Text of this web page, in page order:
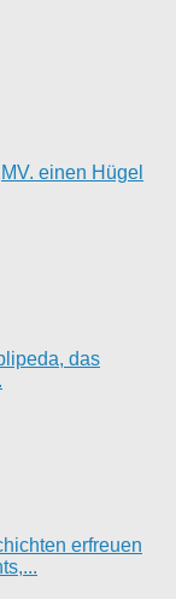
einen Hügel
das
erfreuen